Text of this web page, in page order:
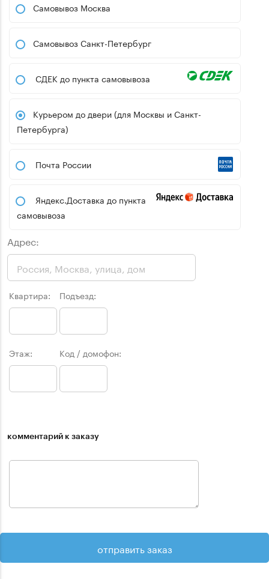
Самовывоз Москва
Самовывоз Санкт-Петербург
СДЕК до пункта самовывоза
Курьером до двери (для Москвы и Санкт-
Петербурга)
Почта России
Яндекс.Доставка до пункта
самовывоза
Адрес:
Квартира: Подъезд:
Этаж: Код / домофон:
комментарий к заказу